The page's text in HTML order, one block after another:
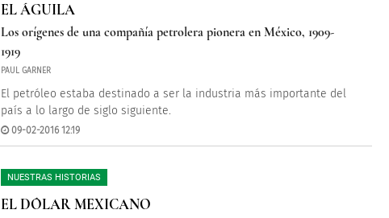
EL ÁGUILA
Los orígenes de una compañía petrolera pionera en México, 1909-
1919
PAUL GARNER
El petróleo estaba destinado a ser la industria más importante del
país a lo largo de siglo siguiente.
09-02-2016 12:19
NUESTRAS HISTORIAS
EL DÓLAR MEXICANO